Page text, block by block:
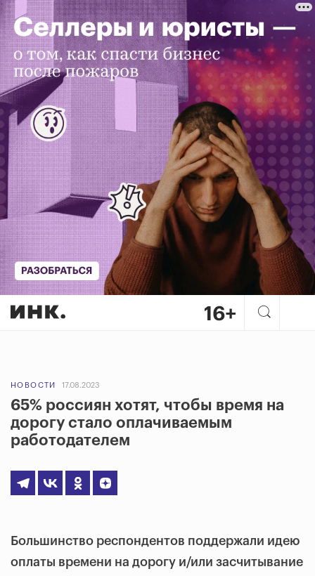
НОВОСТИ 17.08.2023
65% россиян хотят, чтобы время на
дорогу стало оплачиваемым
работодателем
Большинство респондентов поддержали идею
оплаты времени на дорогу и/или засчитывание